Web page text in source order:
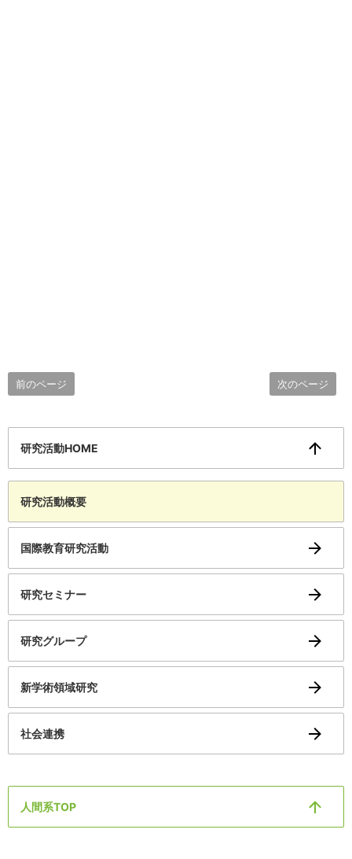
前のページ 次のページ
研究活動HOME
研究活動概要
国際教育研究活動
研究セミナー
研究グループ
新学術領域研究
社会連携
人間系TOP